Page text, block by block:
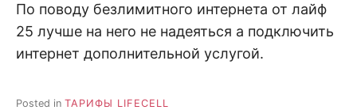
По поводу безлимитного интернета от лайф
25 лучше на него не надеяться а подключить
интернет дополнительной услугой.
Posted in ТАРИФЫ LIFECELL